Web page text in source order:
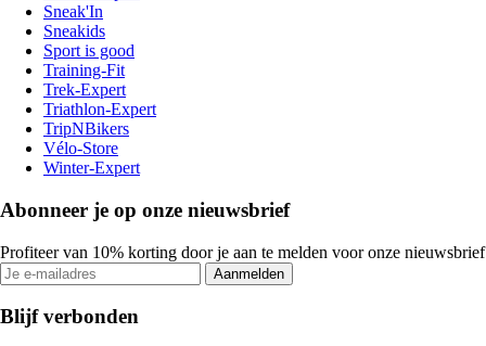
Sneak'In
Sneakids
Sport is good
Training-Fit
Trek-Expert
Triathlon-Expert
TripNBikers
Vélo-Store
Winter-Expert
Abonneer je op onze nieuwsbrief
Profiteer van 10% korting door je aan te melden voor onze nieuwsbrief
Aanmelden
Blijf verbonden